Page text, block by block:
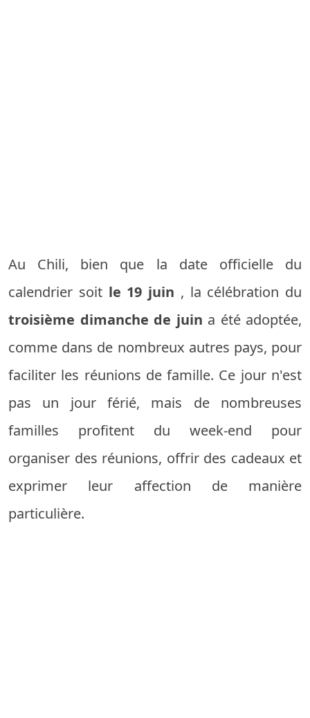
Au Chili, bien que la date officielle du
calendrier soit le 19 juin , la célébration du
troisième dimanche de juin a été adoptée,
comme dans de nombreux autres pays, pour
faciliter les réunions de famille. Ce jour n'est
pas un jour férié, mais de nombreuses
familles profitent du week-end pour
organiser des réunions, offrir des cadeaux et
exprimer leur affection de manière
particulière.